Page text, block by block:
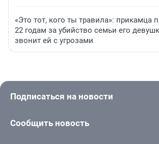
«Это тот, кого ты травила»: прикамца
22 годам за убийство семьи его
звонит ей с угрозами
Подписаться на новости
Сообщить новость